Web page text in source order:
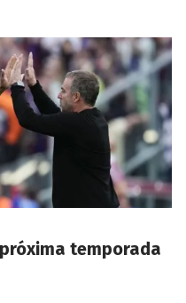
temporada